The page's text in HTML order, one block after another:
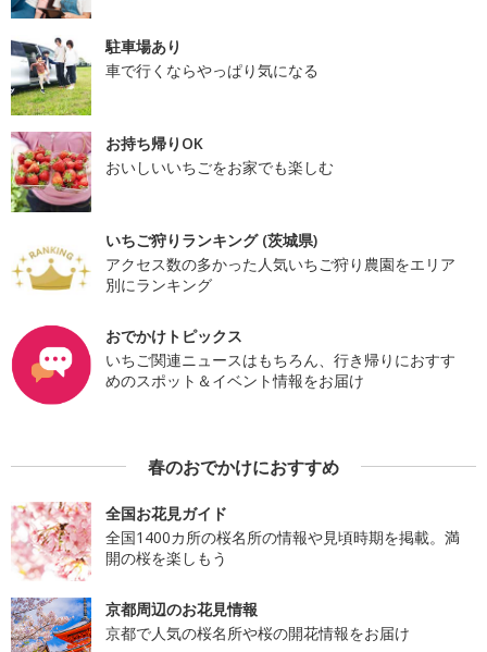
駐車場あり
車で行くならやっぱり気になる
お持ち帰りOK
おいしいいちごをお家でも楽しむ
いちご狩りランキング (茨城県)
アクセス数の多かった人気いちご狩り農園をエリア
別にランキング
おでかけトピックス
いちご関連ニュースはもちろん、行き帰りにおすす
めのスポット＆イベント情報をお届け
春のおでかけにおすすめ
全国お花見ガイド
全国1400カ所の桜名所の情報や見頃時期を掲載。満
開の桜を楽しもう
京都周辺のお花見情報
京都で人気の桜名所や桜の開花情報をお届け